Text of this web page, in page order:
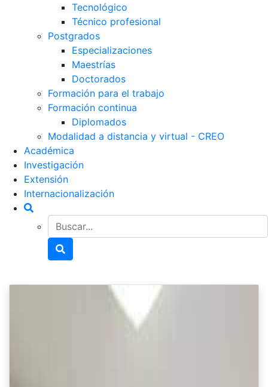
Tecnológico
Técnico profesional
Postgrados
Especializaciones
Maestrías
Doctorados
Formación para el trabajo
Formación continua
Diplomados
Modalidad a distancia y virtual - CREO
Académica
Investigación
Extensión
Internacionalización
Buscador general